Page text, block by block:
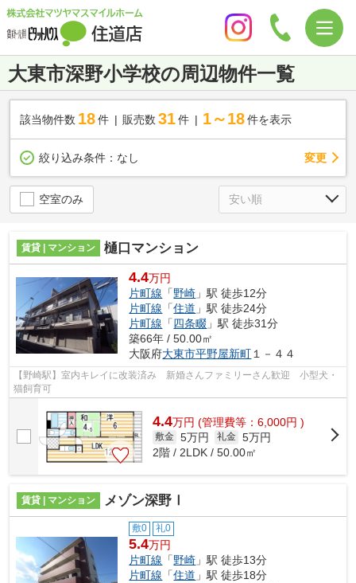
大東市深野小学校の周辺物件一覧
該当物件数 18件 販売数 31 件 1～18 件を表示
絞り込み条件： なし 変更
空室のみ
賃貸 | マンション 樋口マンション
4.4万円
片町線 「野崎 」駅 徒歩12分
片町線 「住道 」駅 徒歩24分
片町線 「四条畷 」駅 徒歩31分
築66年 / 50.00㎡
大阪府大東市平野屋新町１－４４
【野崎駅】室内キレイに改装済み 新婚さんファミリーさん歓迎 小型犬・
猫飼育可
4.4万円 (管理費等：6,000円 )
敷金 5万円 礼金 5万円
2階 / 2LDK / 50.00㎡
賃貸 | マンション メゾン深野Ⅰ
敷0 礼0
5.4万円
片町線 「野崎 」駅 徒歩13分
片町線 「住道 」駅 徒歩18分